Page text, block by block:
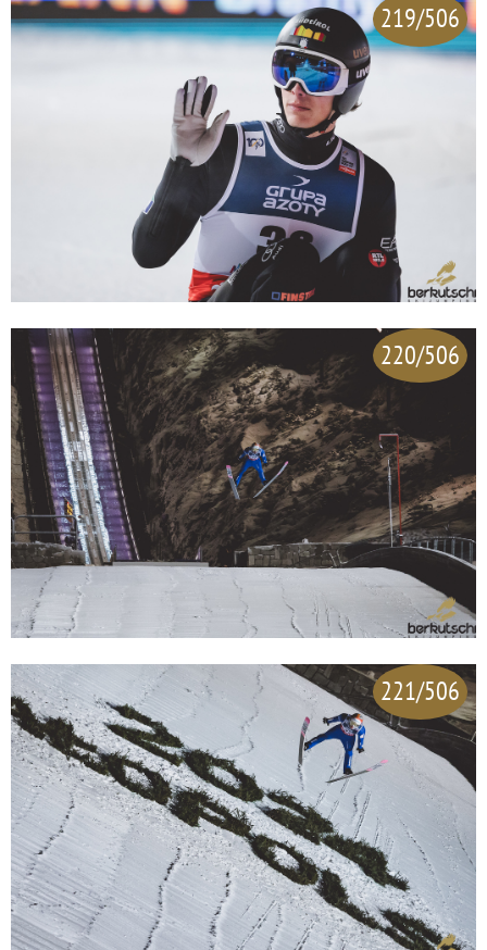
219/506
220/506
221/506